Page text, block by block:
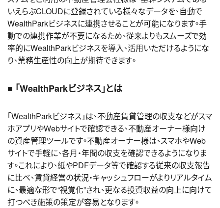
いえらぶCLOUDに登録されている様々なデータを、自動で
WealthParkビジネスに連携させることが可能になります。手
動での連携作業が不要になるため、従来よりもスムーズで効
率的にWealthParkビジネスを導入、活用いただけるようにな
り、業務生産性の向上が期待できます。
■ 「WealthParkビジネス」とは
「WealthParkビジネス」は、不動産賃貸管理の収支などがスマ
ホアプリやWebサイトで確認できる、不動産オーナー様向け
の資産管理ツールです。不動産オーナー様は、スマホやWeb
サイトで手軽に、各月・年間の収支を確認できるようになりま
す。これにより、紙やPDFデータ等で確認する従来の収支報告
に比べ、賃貸経営の状況・キャッシュフローがよりリアルタイム
に、最適な形で“視覚化”され、更なる投資収益の向上に向けて
打つべき施策の策定が容易となります。